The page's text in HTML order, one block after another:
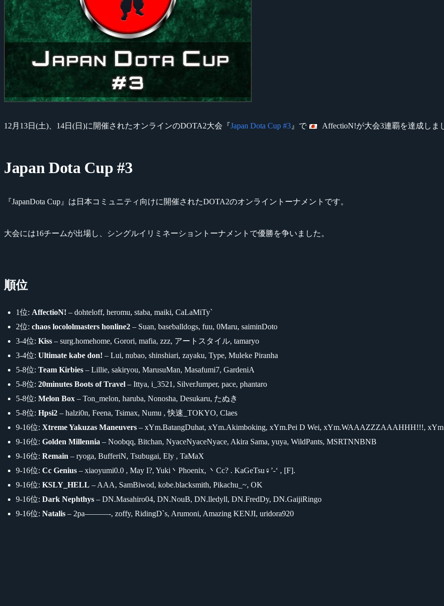
12月13日(土)、14日(日)に開催されたオンラインのDOTA2大会『Japan Dota Cup #3 』で AffectioN!が大会3連覇を達成しま
Japan Dota Cup #3
『JapanDota Cup』は日本コミュニティ向けに開催されたDOTA2のオンライントーナメントです。
大会には16チームが出場し、シングルイリミネーショントーナメントで優勝を争いました。
順位
1位: AffectioN! – dohteloff, heromu, staba, maiki, CaLaMiTy`
2位: chaos locololmasters honline2 – Suan, baseballdogs, fuu, 0Maru, saiminDoto
3-4位: Kiss – surg.homehome, Gorori, mafia, zzz, アートスタイル, tamaryo
3-4位: Ultimate kabe don! – Lui, nubao, shinshiari, zayaku, Type, Muleke Piranha
5-8位: Team Kirbies – Lillie, sakiryou, MarusuMan, Masafumi7, GardeniA
5-8位: 20minutes Boots of Travel – Ittya, i_3521, SilverJumper, pace, phantaro
5-8位: Melon Box – Ton_melon, haruba, Nonosha, Desukaru, たぬき
5-8位: Hpsi2 – halzi0n, Feena, Tsimax, Numu , 快速_TOKYO, Claes
9-16位: Xtreme Yakuzas Maneuvers – xYm.BatangDuhat, xYm.Akimboking, xYm.Pei D Wei, xYm.WAAAZZZAAAHHH!!!,
9-16位: Golden Millennia – Noobqq, Bitchan, NyaceNyaceNyace, Akira Sama, yuya, WildPants, MSRTNNBNB
9-16位: Remain – ryoga, BufferiN, Tsubugai, Ely , TaMaX
9-16位: Cc Genius – xiaoyumi0.0 , May I?, Yuki丶Phoenix, 丶Cc? . KaGeTsu♀’-‘ , [F].
9-16位: KSLY_HELL – AAA, SamBiwod, kobe.blacksmith, Pikachu_~, OK
9-16位: Dark Nephthys – DN.Masahiro04, DN.NouB, DN.lledyll, DN.FredDy, DN.GaijiRingo
9-16位: Natalis – 2pa———-, zoffy, RidingD`s, Arumoni, Amazing KENJI, uridora920